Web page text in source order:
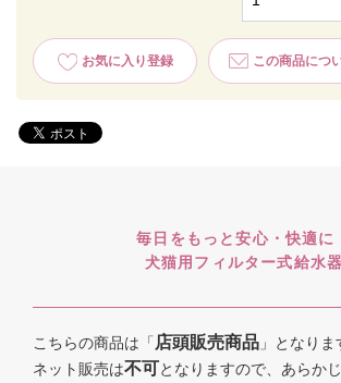
お気に入り登録 この商品につ
毎日をもっと安心・快適に
犬猫用フィルター式給水器
こちらの商品は「店頭販売商品 」となりま
ネット販売は不可となりますので、あらか